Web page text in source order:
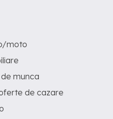
moto
munca
de cazare